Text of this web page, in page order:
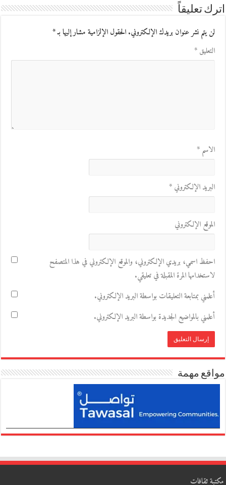
اترك تعليقاً
لن يتم نشر عنوان بريدك الإلكتروني.الحقول الإلزامية مشار إليها بـ*
التعليق*
الاسم*
البريد الإلكتروني*
الموقع الإلكتروني
احفظ اسمي، بريدي الإلكتروني، والموقع الإلكتروني في هذا المتصفح
لاستخدامها المرة المقبلة في تعليقي.
أعلمني بمتابعة التعليقات بواسطة البريد الإلكتروني.
أعلمني بالمواضيع الجديدة بواسطة البريد الإلكتروني.
مواقع مهمة
مكتبة ثقافات